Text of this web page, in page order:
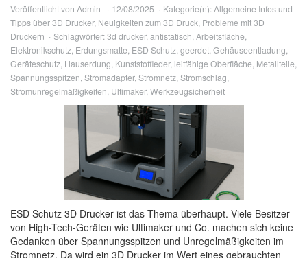
Veröffentlicht von Admin 12/08/2025 Kategorie(n):Allgemeine Infos und
Tipps über 3D Drucker, Neuigkeiten zum 3D Druck, Probleme mit 3D
Druckern
Schlagwörter:3d drucker, antistatisch, Arbeitsfläche,
Elektronikschutz, Erdungsmatte, ESD Schutz, geerdet, Gehäuseentladung,
Geräteschutz, Hauserdung, Kunststoffleder, leitfähige Oberfläche, Metallteile,
Spannungsspitzen, Stromadapter, Stromnetz, Stromschlag,
Stromunregelmäßigkeiten, Ultimaker, Werkzeugsicherheit
ESD Schutz 3D Drucker ist das Thema überhaupt. Viele Besitzer
von High-Tech-Geräten wie Ultimaker und Co. machen sich keine
Gedanken über Spannungsspitzen und Unregelmäßigkeiten im
Stromnetz. Da wird ein 3D Drucker im Wert eines gebrauchten